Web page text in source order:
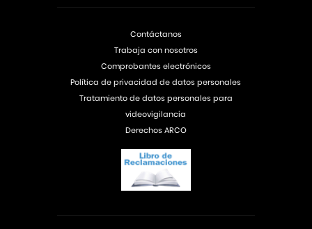
Contáctanos
Trabaja con nosotros
Comprobantes electrónicos
Política de privacidad de datos personales
Tratamiento de datos personales para
videovigilancia
Derechos ARCO